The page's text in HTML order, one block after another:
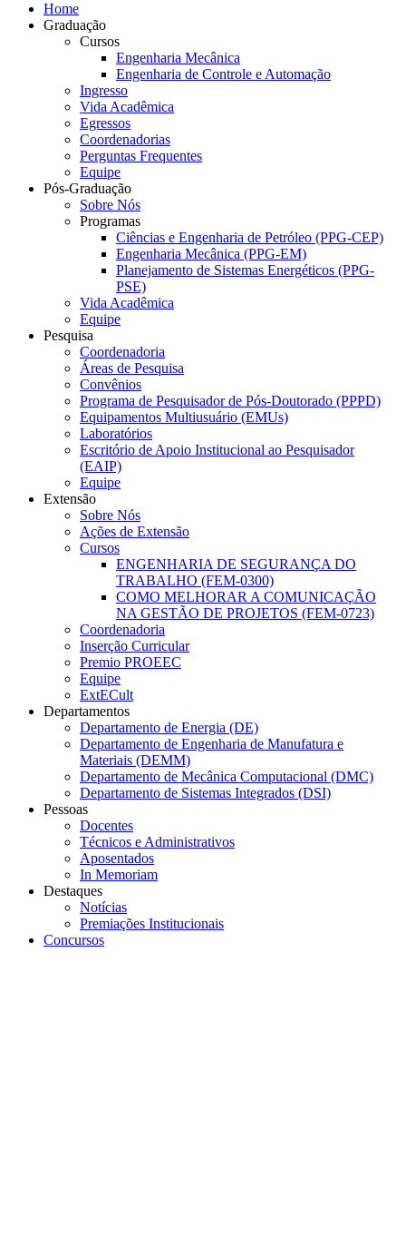
Home
Graduação
Cursos
Engenharia Mecânica
Engenharia de Controle e Automação
Ingresso
Vida Acadêmica
Egressos
Coordenadorias
Perguntas Frequentes
Equipe
Pós-Graduação
Sobre Nós
Programas
Ciências e Engenharia de Petróleo (PPG-CEP)
Engenharia Mecânica (PPG-EM)
Planejamento de Sistemas Energéticos (PPG-
PSE)
Vida Acadêmica
Equipe
Pesquisa
Coordenadoria
Áreas de Pesquisa
Convênios
Programa de Pesquisador de Pós-Doutorado (PPPD)
Equipamentos Multiusuário (EMUs)
Laboratórios
Escritório de Apoio Institucional ao Pesquisador
(EAIP)
Equipe
Extensão
Sobre Nós
Ações de Extensão
Cursos
ENGENHARIA DE SEGURANÇA DO
TRABALHO (FEM-0300)
COMO MELHORAR A COMUNICAÇÃO
NA GESTÃO DE PROJETOS (FEM-0723)
Coordenadoria
Inserção Curricular
Premio PROEEC
Equipe
ExtECult
Departamentos
Departamento de Energia (DE)
Departamento de Engenharia de Manufatura e
Materiais (DEMM)
Departamento de Mecânica Computacional (DMC)
Departamento de Sistemas Integrados (DSI)
Pessoas
Docentes
Técnicos e Administrativos
Aposentados
In Memoriam
Destaques
Notícias
Premiações Institucionais
Concursos